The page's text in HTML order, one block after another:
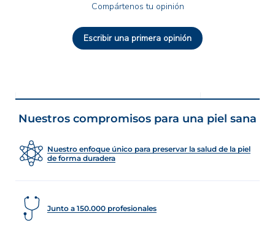
Compártenos tu opinión
Escribir una primera opinión
Nuestros compromisos para una piel sana
Nuestro enfoque único para preservar la salud de la piel
de forma duradera
Junto a 150.000 profesionales